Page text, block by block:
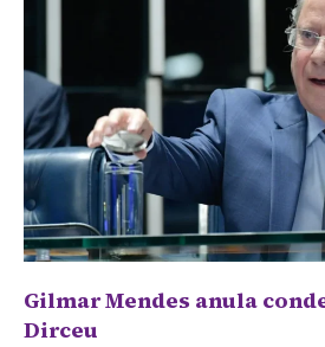
Gilmar Mendes anula
Dirceu